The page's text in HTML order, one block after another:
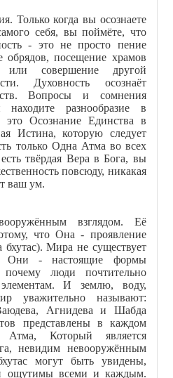
Только когда вы осознаете
себя, вы поймёте, что
- это не просто пение
обрядов, посещение храмов
или совершение другой
Духовность осознаёт
Вопросы и сомнения
разнообразие в
Осознание Единства в
Истина, которую следует
только Одна Атма во всех
твёрдая Вера в Бога, вы
повсюду, никакая
ваш ум.
взглядом. Её
что Она - проявление
Мира не существует
Они - настоящие формы
почему люди почтительно
И землю, воду,
уважительно называют:
Агнидева и Шабда
представлены в каждом
Который является
невидим невооружённым
могут быть увидены,
ощутимы всеми и каждым.